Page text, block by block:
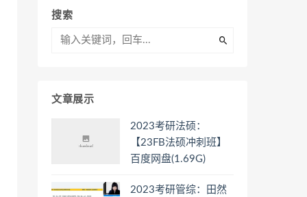
搜索
文章展示
2023考研法硕：
【23FB法硕冲刺班】
百度网盘(1.69G)
2023考研管综：田然